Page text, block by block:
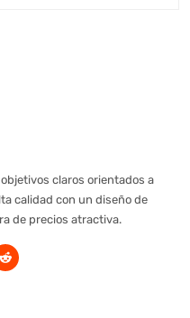
claros orientados a
calidad con un diseño de
de precios atractiva.